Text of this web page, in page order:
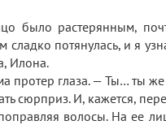
было растерянным,
потянулась, и я
Илона.
протер глаза. — Ты… ты
сюрприз. И, кажется,
волосы. На ее